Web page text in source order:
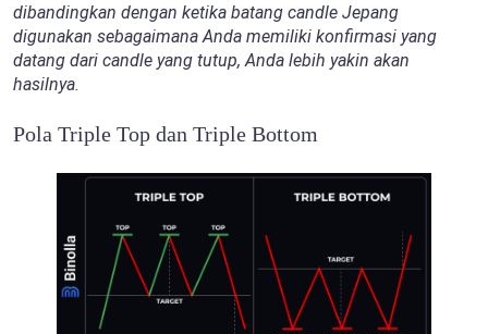
dibandingkan dengan ketika batang candle Jepang
digunakan sebagaimana Anda memiliki konfirmasi yang
datang dari candle yang tutup, Anda lebih yakin akan
hasilnya.
Pola Triple Top dan Triple Bottom